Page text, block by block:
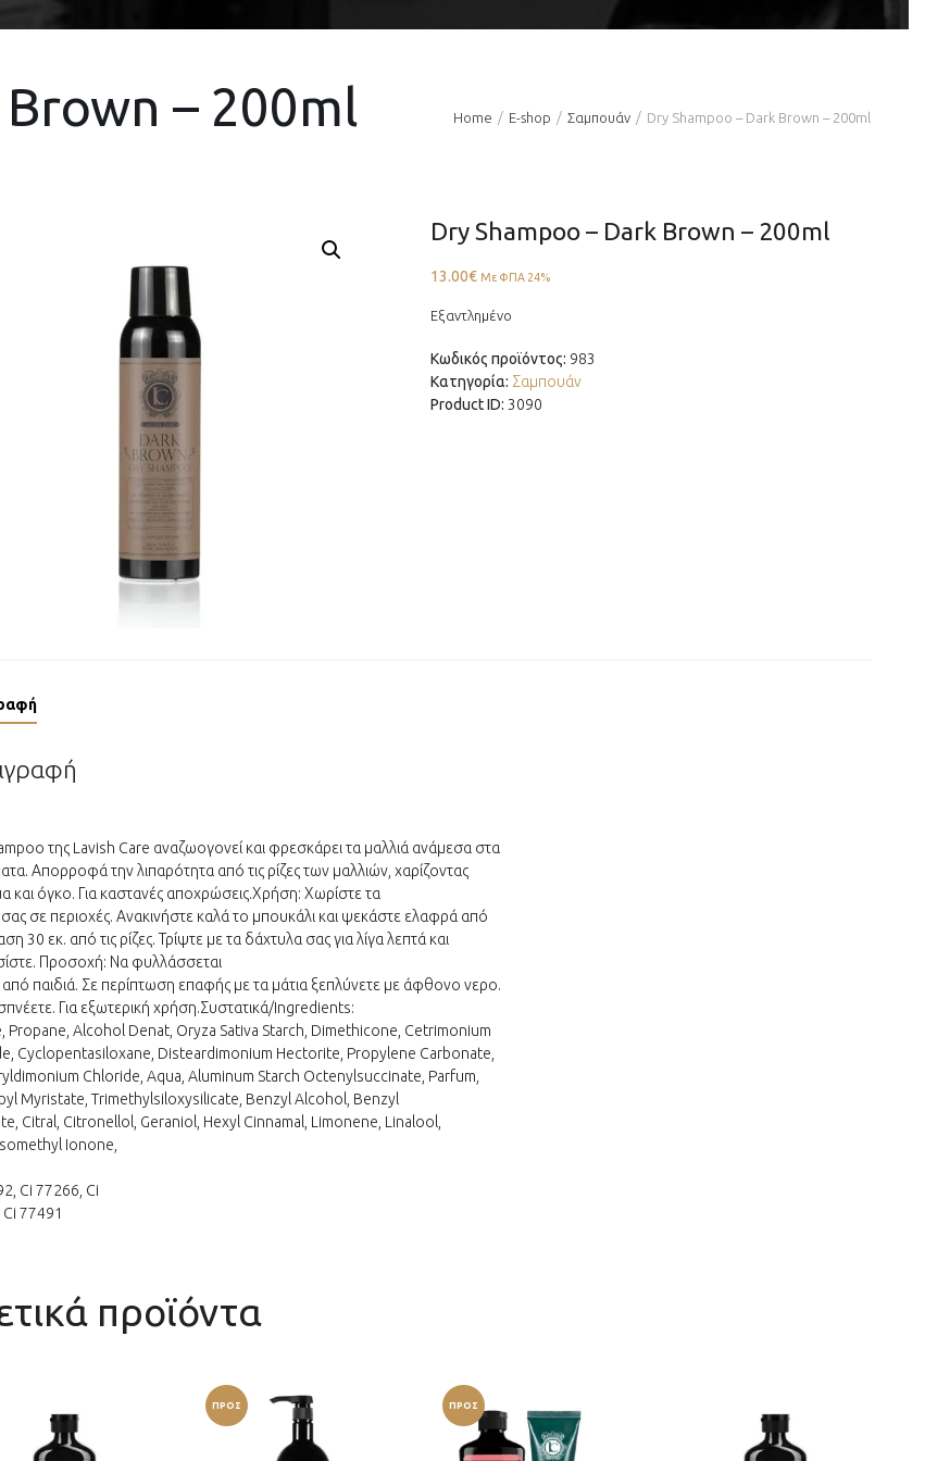
Home Ε-shop Σαμπουάν Dry Shampoo – Dark Brown – 200ml
– 200ml
Dry Shampoo – Dark Brown – 200ml
13.00€ Με ΦΠΑ 24%
Εξαντλημένο
Κωδικός προϊόντος: 983
Κατηγορία: Σαμπουάν
Product ID: 3090
της Lavish Care αναζωογονεί και φρεσκάρει τα μαλλιά ανάμεσα στα
Απορροφά την λιπαρότητα από τις ρίζες των μαλλιών, χαρίζοντας
και όγκο. Για καστανές αποχρώσεις.Χρήση: Χωρίστε τα
σας σε περιοχές. Ανακινήστε καλά το μπουκάλι και ψεκάστε ελαφρά από
30 εκ. από τις ρίζες. Τρίψτε με τα δάχτυλα σας για λίγα λεπτά και
Προσοχή: Να φυλλάσσεται
από παιδιά. Σε περίπτωση επαφής με τα μάτια ξεπλύνετε με άφθονο νερο.
Για εξωτερική χρήση.Συστατικά/Ingredients:
Propane, Alcohol Denat, Oryza Sativa Starch, Dimethicone, Cetrimonium
Cyclopentasiloxane, Disteardimonium Hectorite, Propylene Carbonate,
Chloride, Aqua, Aluminum Starch Octenylsuccinate, Parfum,
Myristate, Trimethylsiloxysilicate, Benzyl Alcohol, Benzyl
Citral, Citronellol, Geraniol, Hexyl Cinnamal, Limonene, Linalool,
Ionone,
Ci 77266, Ci
77491
προϊόντα
ΠΡΟΣ ΠΡΟΣ
ΦΟΡΆ!